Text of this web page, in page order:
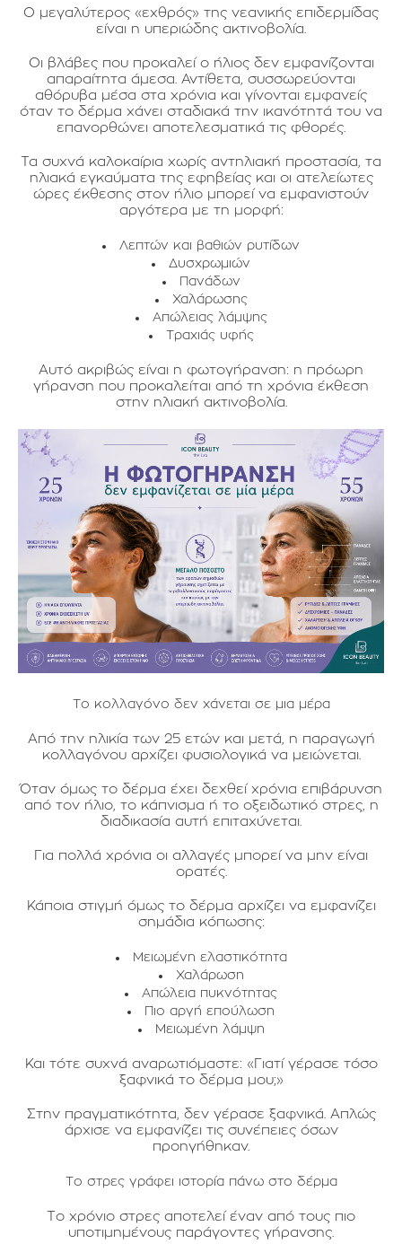
Ο μεγαλύτερος «εχθρός» της νεανικής επιδερμίδας
είναι η υπεριώδης ακτινοβολία.
Οι βλάβες που προκαλεί ο ήλιος δεν εμφανίζονται
απαραίτητα άμεσα. Αντίθετα, συσσωρεύονται
αθόρυβα μέσα στα χρόνια και γίνονται εμφανείς
όταν το δέρμα χάνει σταδιακά την ικανότητά του να
επανορθώνει αποτελεσματικά τις φθορές.
Τα συχνά καλοκαίρια χωρίς αντηλιακή προστασία, τα
ηλιακά εγκαύματα της εφηβείας και οι ατελείωτες
ώρες έκθεσης στον ήλιο μπορεί να εμφανιστούν
αργότερα με τη μορφή:
Λεπτών και βαθιών ρυτίδων
Δυσχρωμιών
Πανάδων
Χαλάρωσης
Απώλειας λάμψης
Τραχιάς υφής
Αυτό ακριβώς είναι η φωτογήρανση: η πρόωρη
γήρανση που προκαλείται από τη χρόνια έκθεση
στην ηλιακή ακτινοβολία.
Το κολλαγόνο δεν χάνεται σε μια μέρα
Από την ηλικία των 25 ετών και μετά, η παραγωγή
κολλαγόνου αρχίζει φυσιολογικά να μειώνεται.
Όταν όμως το δέρμα έχει δεχθεί χρόνια επιβάρυνση
από τον ήλιο, το κάπνισμα ή το οξειδωτικό στρες, η
διαδικασία αυτή επιταχύνεται.
Για πολλά χρόνια οι αλλαγές μπορεί να μην είναι
ορατές.
Κάποια στιγμή όμως το δέρμα αρχίζει να εμφανίζει
σημάδια κόπωσης:
Μειωμένη ελαστικότητα
Χαλάρωση
Απώλεια πυκνότητας
Πιο αργή επούλωση
Μειωμένη λάμψη
Και τότε συχνά αναρωτιόμαστε: «Γιατί γέρασε τόσο
ξαφνικά το δέρμα μου;»
Στην πραγματικότητα, δεν γέρασε ξαφνικά. Απλώς
άρχισε να εμφανίζει τις συνέπειες όσων
προηγήθηκαν.
Το στρες γράφει ιστορία πάνω στο δέρμα
Το χρόνιο στρες αποτελεί έναν από τους πιο
υποτιμημένους παράγοντες γήρανσης.